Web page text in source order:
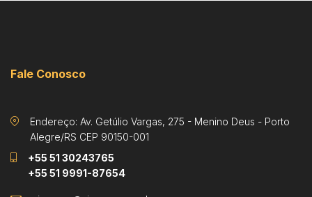
Fale Conosco
Endereço: Av. Getúlio Vargas, 275 - Menino Deus - Porto
Alegre/RS CEP 90150-001
+55 51 30243765
+55 51 9991-87654